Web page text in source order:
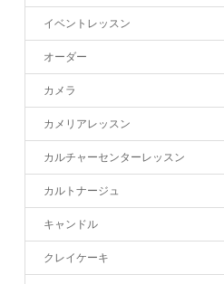
イベントレッスン
オーダー
カメラ
カメリアレッスン
カルチャーセンターレッスン
カルトナージュ
キャンドル
クレイケーキ